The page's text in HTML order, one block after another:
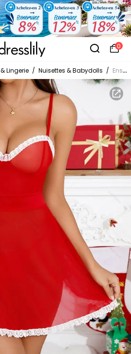
0
Lingerie / Nuisettes & Babydolls / Ensemble de Body Lingerie Cœur Contrasté en Dentelle Transparente Insérée